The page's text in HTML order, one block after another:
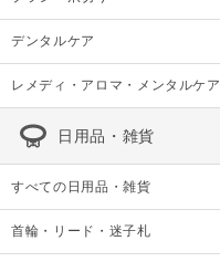
デンタルケア
レメディ・アロマ・メンタルケア
日用品・雑貨
すべての日用品・雑貨
首輪・リード・迷子札